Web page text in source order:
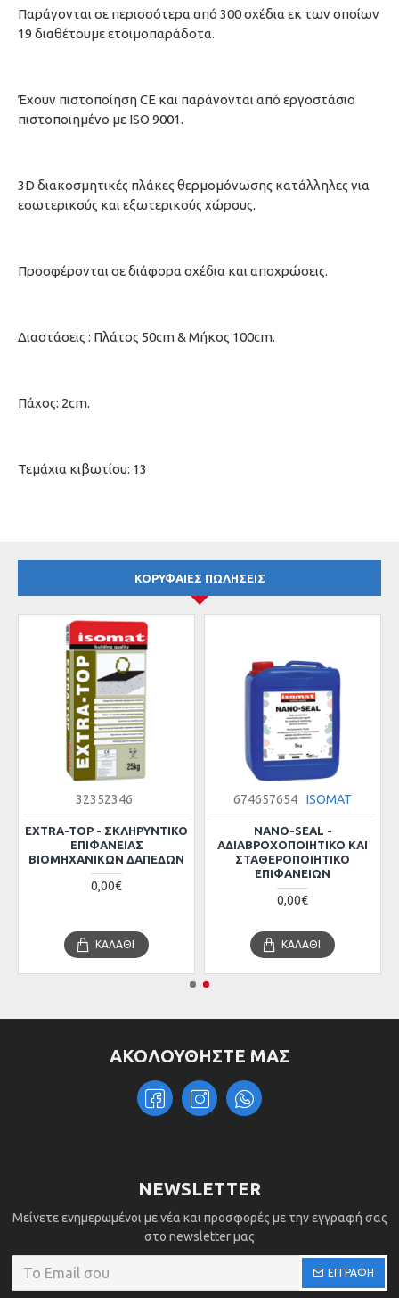
Παράγονται σε περισσότερα από 300 σχέδια εκ των οποίων
19 διαθέτουμε ετοιμοπαράδοτα.
Έχουν πιστοποίηση CE και παράγονται από εργοστάσιο
πιστοποιημένο με ISO 9001.
3D διακοσμητικές πλάκες θερμομόνωσης κατάλληλες για
εσωτερικούς και εξωτερικούς χώρους.
Προσφέρονται σε διάφορα σχέδια και αποχρώσεις.
Διαστάσεις : Πλάτος 50cm & Μήκος 100cm.
Πάχος: 2cm.
Τεμάχια κιβωτίου: 13
ΚΟΡΥΦΑΙΕΣ ΠΩΛΗΣΕΙΣ
32352346
EXTRA-TOP - ΣΚΛΗΡΥΝΤΙΚΌ
ΕΠΙΦΑΝΕΊΑΣ
ΒΙΟΜΗΧΑΝΙΚΏΝ ΔΑΠΈΔΩΝ
0,00€
ΚΑΛΆΘΙ
674657654 ISOMAT
NANO-SEAL -
ΑΔΙΑΒΡΟΧΟΠΟΙΗΤΙΚΌ ΚΑΙ
ΣΤΑΘΕΡΟΠΟΙΗΤΙΚΌ
ΕΠΙΦΑΝΕΙΏΝ
0,00€
ΚΑΛΆΘΙ
ΑΚΟΛΟΥΘΗΣΤΕ ΜΑΣ
NEWSLETTER
Μείνετε ενημερωμένοι με νέα και προσφορές με την εγγραφή σας
στο newsletter μας
ΕΓΓΡΑΦΗ